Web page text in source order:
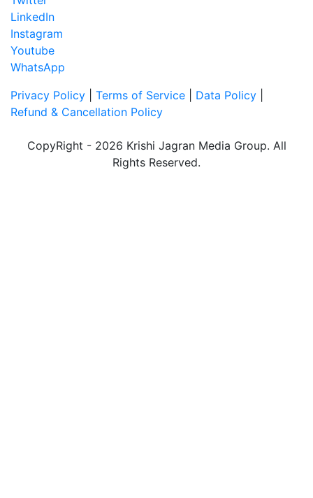
LinkedIn
Instagram
Youtube
WhatsApp
Privacy Policy
Terms of Service Data Policy
Refund & Cancellation Policy
CopyRight - 2026 Krishi Jagran Media Group. All
Rights Reserved.